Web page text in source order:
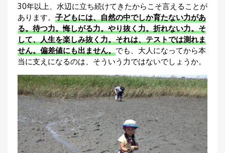
30年以上、水辺に立ち続けてきたからこそ言えることが
あります。 子どもには、自然の中でしか育たない力があ
る。待つ力。悔しがる力。やり抜く力。折れない力。そ
して、人生を楽しみ抜く力。それは、テストでは測れま
せん。偏差値にも出ません。でも、大人になってから本
当に支えになるのは、そういう力ではないでしょうか。